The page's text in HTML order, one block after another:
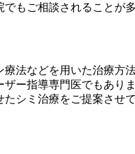
でもご相談されることが
療法などを用いた治療方
ー指導専門医でもありま
シミ治療をご提案させ